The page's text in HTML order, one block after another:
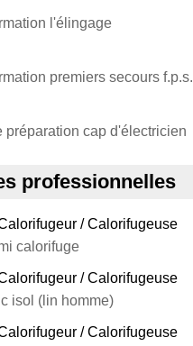
l'élingage
premiers secours f.p.s.
préparation cap d'électricien
professionnelles
/ Calorifugeuse
calorifuge
/ Calorifugeuse
isol (lin homme)
/ Calorifugeuse